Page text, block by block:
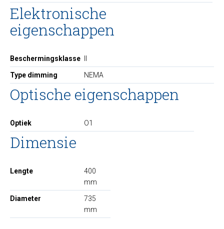
Elektronische
eigenschappen
Beschermingsklasse
Type dimming NEMA
Optische eigenschappen
Optiek O1
Dimensie
Lengte
400
mm
Diameter
735
mm